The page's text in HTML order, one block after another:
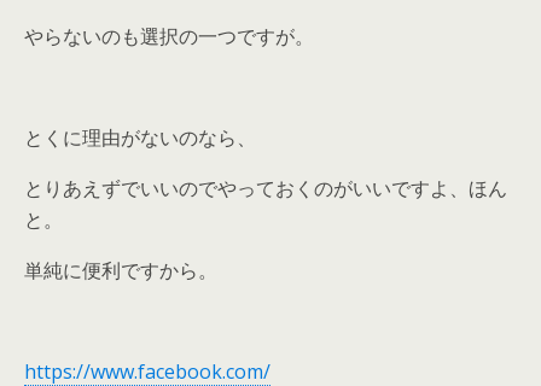
やらないのも選択の一つですが。
とくに理由がないのなら、
とりあえずでいいのでやっておくのがいいですよ、ほん
と。
単純に便利ですから。
https://www.facebook.com/